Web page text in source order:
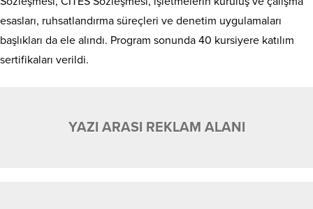
esasları, ruhsatlandırma süreçleri ve denetim uygulamaları
başlıkları da ele alındı. Program sonunda 40 kursiyere katılım
sertifikaları verildi.
YAZI ARASI REKLAM ALANI